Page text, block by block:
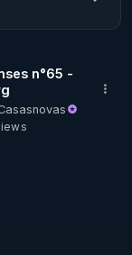
vous avez
n°65 -